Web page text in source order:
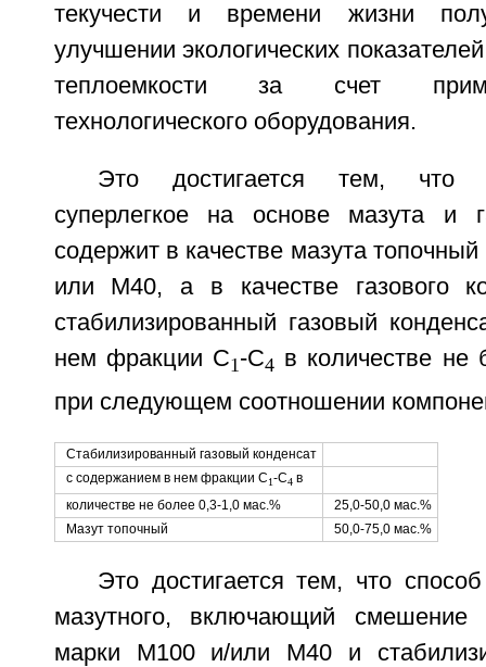
текучести и времени жизни
улучшении экологических
теплоемкости за счет
технологического оборудования.
Это достигается тем, что
суперлегкое на основе мазута и
содержит в качестве мазута
или М40, а в качестве газового
стабилизированный газовый
нем фракции C1-C4 в количестве не
при следующем соотношении
Стабилизированный газовый конденсат
с содержанием в нем фракции C1-C4 в
количестве не более 0,3-1,0 мас.%
25,0-50,0 мас.%
Мазут топочный
50,0-75,0 мас.%
Это достигается тем, что
мазутного, включающий смешение
марки M100 и/или М40 и